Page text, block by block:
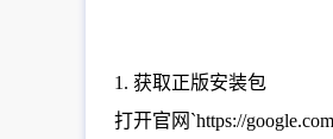
1. 获取正版安装包
打开官网`https://